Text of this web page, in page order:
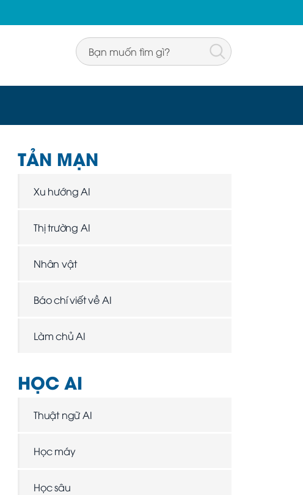
TẢN MẠN
Xu hướng AI
Thị trường AI
Nhân vật
Báo chí viết về AI
Làm chủ AI
HỌC AI
Thuật ngữ AI
Học máy
Học sâu